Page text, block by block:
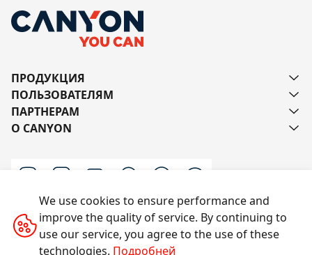
ПРОДУКЦИЯ
ПОЛЬЗОВАТЕЛЯМ
ПАРТНЕРАМ
О CANYON
Напишите нам
We use cookies to ensure performance and
improve the quality of service. By continuing to
use our service, you agree to the use of these
technologies. Подробней